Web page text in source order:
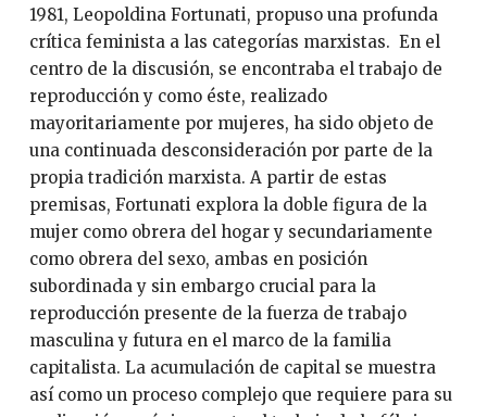
1981, Leopoldina Fortunati, propuso una profunda
crítica feminista a las categorías marxistas. En el
centro de la discusión, se encontraba el trabajo de
reproducción y como éste, realizado
mayoritariamente por mujeres, ha sido objeto de
una continuada desconsideración por parte de la
propia tradición marxista. A partir de estas
premisas, Fortunati explora la doble figura de la
mujer como obrera del hogar y secundariamente
como obrera del sexo, ambas en posición
subordinada y sin embargo crucial para la
reproducción presente de la fuerza de trabajo
masculina y futura en el marco de la familia
capitalista. La acumulación de capital se muestra
así como un proceso complejo que requiere para su